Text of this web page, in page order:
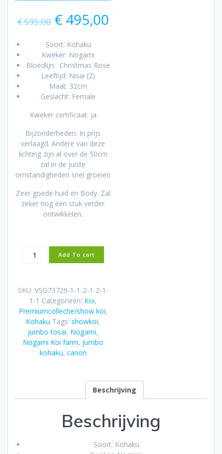
€595,00 Oorspronkelijke
prijs
was:
€ 595,00.
€495,00Huidige
Soort: Kohaku
Kweker: Nogami
Bloedlijn: Christmas Rose
Leeftijd: Nisai (2)
Maat: 32cm
Geslacht: Female
Kweker certificaat: ja
Bijzonderheden: In prijs
verlaagd. Andere van deze
lichting zijn al over de 50cm
zal in de juiste
omstandigheden snel groeien
Zeer goede huid en Body. Zal
zeker nog een stuk verder
ontwikkelen.
Nogami
Jumbo
(2025)
aantal
Add To cart
SKU: VSG73729-1-1-2-1-2-1-
1-1 Categorieën: Koi,
Premiumcollectie/show koi,
Kohaku Tags: showkoi,
jumbo tosai, Nogami,
Nogami Koi farm, Jumbo
kohaku, canon
Beschrijving
Beschrijving
Soort: Kohaku